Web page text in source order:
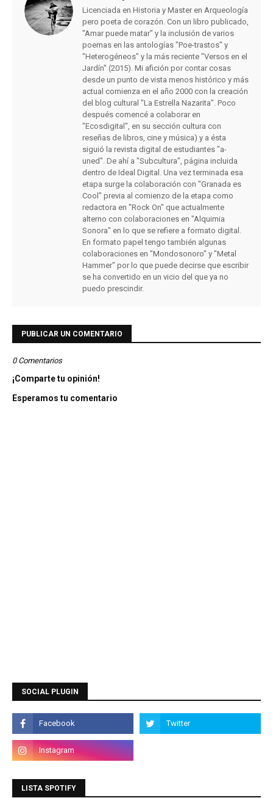
Licenciada en Historia y Master en Arqueología
pero poeta de corazón. Con un libro publicado,
"Amar puede matar" y la inclusión de varios
poemas en las antologías "Poe-trastos" y
"Heterogéneos" y la más reciente "Versos en el
Jardín" (2015). Mi afición por contar cosas
desde un punto de vista menos histórico y más
actual comienza en el año 2000 con la creación
del blog cultural "La Estrella Nazarita". Poco
después comencé a colaborar en
"Ecosdigital", en su sección cultura con
reseñas de libros, cine y música) y a ésta
siguió la revista digital de estudiantes "a-
uned". De ahí a "Subcultura", página incluida
dentro de Ideal Digital. Una vez terminada esa
etapa surge la colaboración con "Granada es
Cool" previa al comienzo de la etapa como
redactora en "Rock On" que actualmente
alterno con colaboraciones en "Alquimia
Sonora" en lo que se refiere a formato digital.
En formato papel tengo también algunas
colaboraciones en "Mondosonoro" y "Metal
Hammer" por lo que puede decirse que escribir
se ha convertido en un vicio del que ya no
puedo prescindir.
PUBLICAR UN COMENTARIO
0 Comentarios
¡Comparte tu opinión!
Esperamos tu comentario
SOCIAL PLUGIN
LISTA SPOTIFY